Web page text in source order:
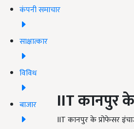
कंपनी समाचार
साक्षात्कार
विविध
बाजार IITकानपुर
IIT कानपुर के प्रोफेसर